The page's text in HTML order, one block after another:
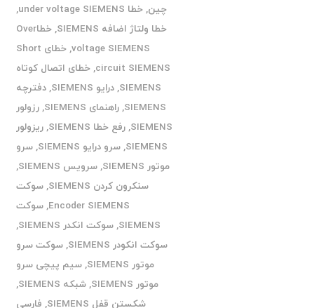
چین,خطا under voltage SIEMENS
,
خطا ولتاژ اضافه SIEMENS
,
خطاOver
voltage SIEMENS
,
خطای Short
circuit SIEMENS
,خطای اتصال کوتاه
SIEMENS
,درایو SIEMENS ,دفترچه
SIEMENS
,راهنمای SIEMENS ,رزولور
SIEMENS
,رفع خطا SIEMENS ,ریزولور
SIEMENS
,سرو درایو SIEMENS ,سرو
موتور SIEMENS
,سرویس SIEMENS
,
سنکرون کردن SIEMENS
,سوکت
Encoder SIEMENS
,سوکت
SIEMENS
,سوکت انکدر SIEMENS
,
سوکت انکودر SIEMENS
,سوکت سرو
موتور SIEMENS
,سیم پیچی سرو
موتور SIEMENS
,شبکه SIEMENS
,
شکستن قفل SIEMENS
, فارسی